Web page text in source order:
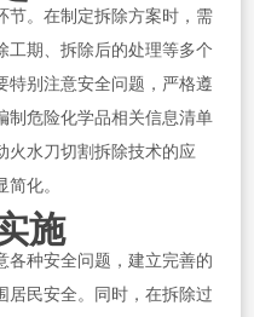
节。在制定拆除方案时，需
工期、拆除后的处理等多个
特别注意安全问题，严格遵
制危险化学品相关信息清单
火水刀切割拆除技术的应
化。
施
各种安全问题，建立完善的
居民安全。同时，在拆除过